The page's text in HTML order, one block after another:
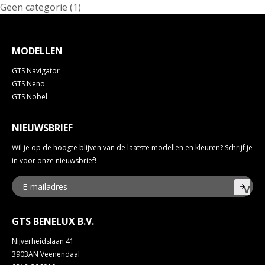
Geen categorie (1)
MODELLEN
GTS Navigator
GTS Neno
GTS Nobel
NIEUWSBRIEF
Wil je op de hoogte blijven van de laatste modellen en kleuren? Schrijf je
in voor onze nieuwsbrief!
GTS BENELUX B.V.
Nijverheidslaan 41
3903AN Veenendaal